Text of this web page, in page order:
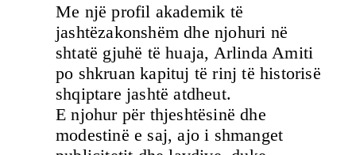
Me një profil akademik të
jashtëzakonshëm dhe njohuri në
shtatë gjuhë të huaja, Arlinda Amiti
po shkruan kapituj të rinj të historisë
shqiptare jashtë atdheut.
E njohur për thjeshtësinë dhe
modestinë e saj, ajo i shmanget